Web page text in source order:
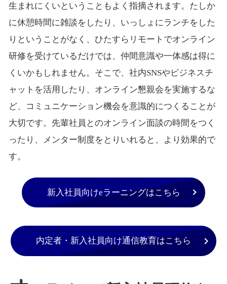
生まれにくいということもよく指摘されます。たしか
に休憩時間に雑談をしたり、いっしょにランチをした
りということがなく、ひたすらリモートでオンライン
研修を受けているだけでは、仲間意識や一体感は得に
くいかもしれません。そこで、社内SNSやビジネスチ
ャットを活用したり、オンライン懇親会を実施するな
ど、コミュニケーション機会を意識的につくることが
大切です。先輩社員とのオンライン面談の時間をつく
ったり、メンター制度をとりいれると、より効果的で
す。
新入社員向けeラーニングはこちら
内定者・新入社員向け通信教育はこちら